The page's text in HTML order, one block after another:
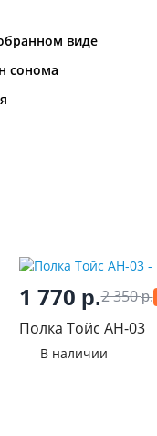
виде
сонома
1 770 р.2 350р.
Полка Тойс АН-03
В наличии